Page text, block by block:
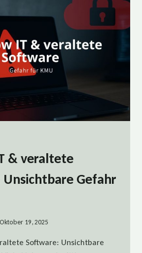
& veraltete
Gefahr
Oktober 19, 2025
Software: Unsichtbare